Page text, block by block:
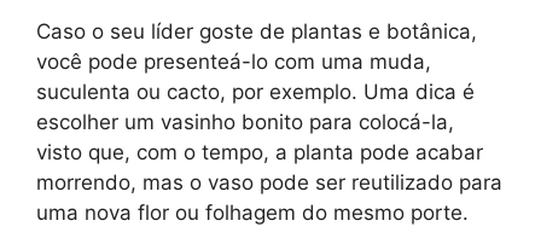
Caso o seu líder goste de plantas e botânica,
você pode presenteá-lo com uma muda,
suculenta ou cacto, por exemplo. Uma dica é
escolher um vasinho bonito para colocá-la,
visto que, com o tempo, a planta pode acabar
morrendo, mas o vaso pode ser reutilizado para
uma nova flor ou folhagem do mesmo porte.